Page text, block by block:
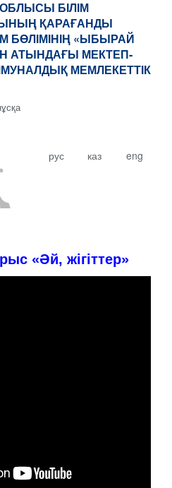
БІЛІМ
ҚАРАҒАНДЫ
БӨЛІМІНІҢ «ЫБЫРАЙ
АТЫНДАҒЫ МЕКТЕП-
МЕМЛЕКЕТТІК
рус каз eng
«Әй, жігіттер»